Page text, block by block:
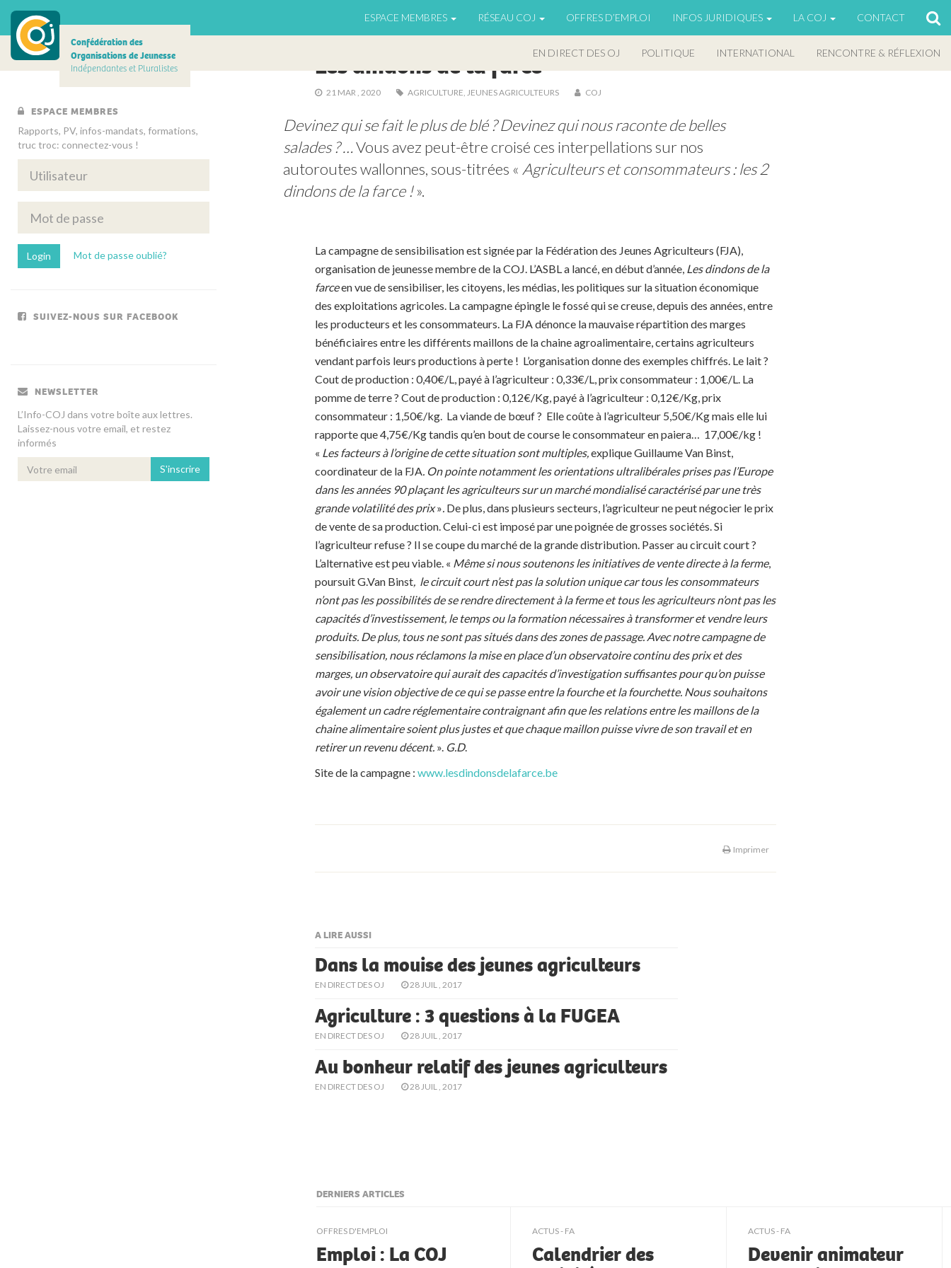
ESPACE MEMBRES RÉSEAU COJ OFFRES D’EMPLOI INFOS JURIDIQUES LA COJ CONTACT
Confédération des
Organisations de Jeunesse
Indépendantes et Pluralistes
EN DIRECT DES OJ POLITIQUE INTERNATIONAL RENCONTRE & RÉFLEXION
Les dindons de la farce
21 MAR , 2020 AGRICULTURE JEUNES AGRICULTEURS COJ
Devinez qui se fait le plus de blé ? Devinez qui nous raconte de belles
salades ? … Vous avez peut-être croisé ces interpellations sur nos
autoroutes wallonnes, sous-titrées « Agriculteurs et consommateurs : les 2
dindons de la farce ! ».
La campagne de sensibilisation est signée par la Fédération des Jeunes Agriculteurs (FJA),
organisation de jeunesse membre de la COJ. L’ASBL a lancé, en début d’année, Les dindons de la
farceen vue de sensibiliser, les citoyens, les médias, les politiques sur la situation économique
des exploitations agricoles. La campagne épingle le fossé qui se creuse, depuis des années, entre
les producteurs et les consommateurs. La FJA dénonce la mauvaise répartition des marges
bénéficiaires entre les différents maillons de la chaine agroalimentaire, certains agriculteurs
vendant parfois leurs productions à perte ! L’organisation donne des exemples chiffrés. Le lait ?
Cout de production : 0,40€/L, payé à l’agriculteur : 0,33€/L, prix consommateur : 1,00€/L. La
pomme de terre ? Cout de production : 0,12€/Kg, payé à l’agriculteur : 0,12€/Kg, prix
consommateur : 1,50€/kg. La viande de bœuf ? Elle coûte à l’agriculteur 5,50€/Kg mais elle lui
rapporte que 4,75€/Kg tandis qu’en bout de course le consommateur en paiera…
17,00€/kg !
« Les facteurs à l’origine de cette situation sont multiples,explique Guillaume Van Binst,
coordinateur de la FJA . On pointe notamment les orientations ultralibérales prises pas l’Europe
dans les années 90 plaçant les agriculteurs sur un marché mondialisé caractérisé par une très
grande volatilité des prix» De plus, dans plusieurs secteurs, l’agriculteur ne peut négocier le prix
de vente de sa production. Celui-ci est imposé par une poignée de grosses sociétés. Si
l’agriculteur refuse ? Il se coupe du marché de la grande distribution. Passer au circuit court ?
L’alternative est peu viable. « Même si nous soutenons les initiatives de vente directe à la ferme,
poursuit G.Van Binst le circuit court n’est pas la solution unique car tous les consommateurs
n’ont pas les possibilités de se rendre directement à la ferme et tous les agriculteurs n’ont pas les
capacités d’investissement, le temps ou la formation nécessaires à transformer et vendre leurs
produits. De plus, tous ne sont pas situés dans des zones de passage. Avec notre campagne de
sensibilisation, nous réclamons la mise en place d’un observatoire continu des prix et des
marges, un observatoire qui aurait des capacités d’investigation suffisantes pour qu’on puisse
avoir une vision objective de ce qui se passe entre la fourche et la fourchette. Nous souhaitons
également un cadre réglementaire contraignant afin que les relations entre les maillons de la
chaine alimentaire soient plus justes et que chaque maillon puisse vivre de son travail et en
retirer un revenu décent. ». G.D.
Site de la campagne :www.lesdindonsdelafarce.be
Imprimer
A LIRE AUSSI
Dans la mouise des jeunes agriculteurs
EN DIRECT DES OJ 28 JUIL , 2017
Agriculture : 3 questions à la FUGEA
EN DIRECT DES OJ 28 JUIL , 2017
Au bonheur relatif des jeunes agriculteurs
EN DIRECT DES OJ 28 JUIL , 2017
ESPACE MEMBRES
Rapports, PV, infos-mandats, formations,
truc troc: connectez-vous !
Mot de passe oublié?
SUIVEZ-NOUS SUR FACEBOOK
NEWSLETTER
L’Info-COJ dans votre boîte aux lettres.
Laissez-nous votre email, et restez
informés
S'inscrire
DERNIERS ARTICLES
OFFRES D'EMPLOI
Emploi : La COJ
ACTUS - FA
Calendrier des
ACTUS - FA
Devenir animateur